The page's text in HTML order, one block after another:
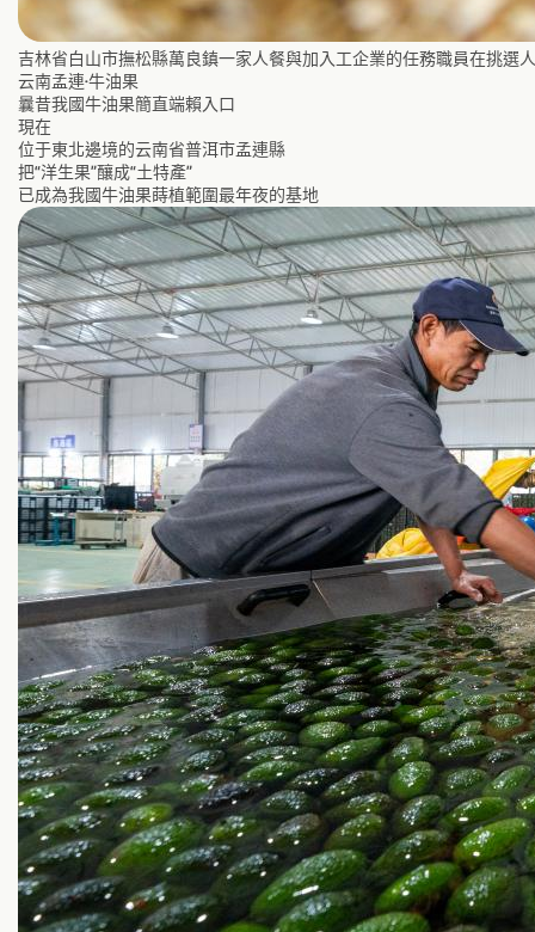
吉林省白山市撫松縣萬良鎮一家人餐與加入工企業的任務職員在挑
云南孟連·牛油果
曩昔我國牛油果簡直端賴入口
現在
位于東北邊境的云南省普洱市孟連縣
把“洋生果”釀成“土特產”
已成為我國牛油果蒔植範圍最年夜的基地